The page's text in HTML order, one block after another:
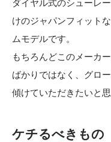
ダイヤル式のシューレ
けのジャパンフィット
ムモデルです。
もちろんどこのメーカ
ばかりではなく、グロ
傾けていただきたいと思
ケチるべきもの